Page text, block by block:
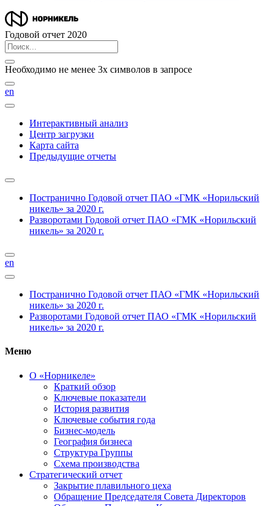
Годовой отчет 2020
Необходимо не менее 3х символов в запросе
en
Интерактивный анализ
Центр загрузки
Карта сайта
Предыдущие отчеты
Постранично Годовой отчет ПАО «ГМК «Норильский
никель» за 2020 г.
Разворотами Годовой отчет ПАО «ГМК «Норильский
никель» за 2020 г.
en
Постранично Годовой отчет ПАО «ГМК «Норильский
никель» за 2020 г.
Разворотами Годовой отчет ПАО «ГМК «Норильский
никель» за 2020 г.
Меню
О «Норникеле»
Краткий обзор
Ключевые показатели
История развития
Ключевые события года
Бизнес-модель
География бизнеса
Структура Группы
Схема производства
Стратегический отчет
Закрытие плавильного цеха
Обращение Председателя Совета Директоров